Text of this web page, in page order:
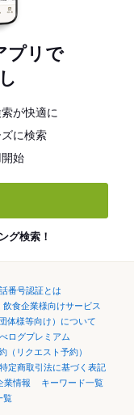
プリで
が快適に
に検索
始
グ検索！
番号認証とは
飲食企業様向けサービス
体様等向け）について
ログプレミアム
（リクエスト予約）
特定商取引法に基づく表記
業情報
キーワード一覧
覧